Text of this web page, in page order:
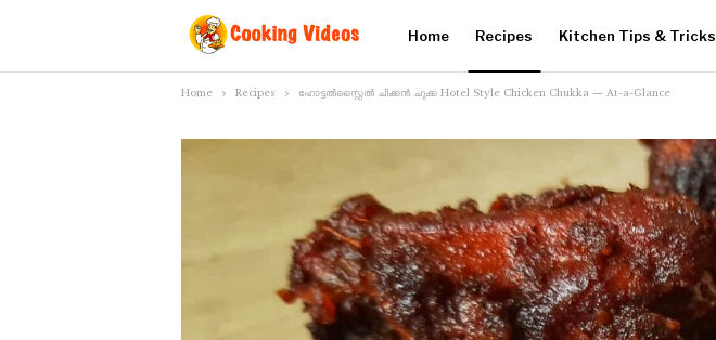
Home Recipes Kitchen Tips & Tricks
Home Recipes ഹോട്ടൽസ്റ്റൈൽ ചിക്കൻ ചുക്ക Hotel Style Chicken Chukka — At-a-Glance